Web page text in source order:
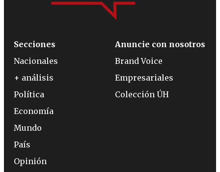
Secciones
Nacionales
+ análisis
Política
Economía
Mundo
País
Opinión
Anuncie con nosotros
Brand Voice
Empresariales
Colección ÚH